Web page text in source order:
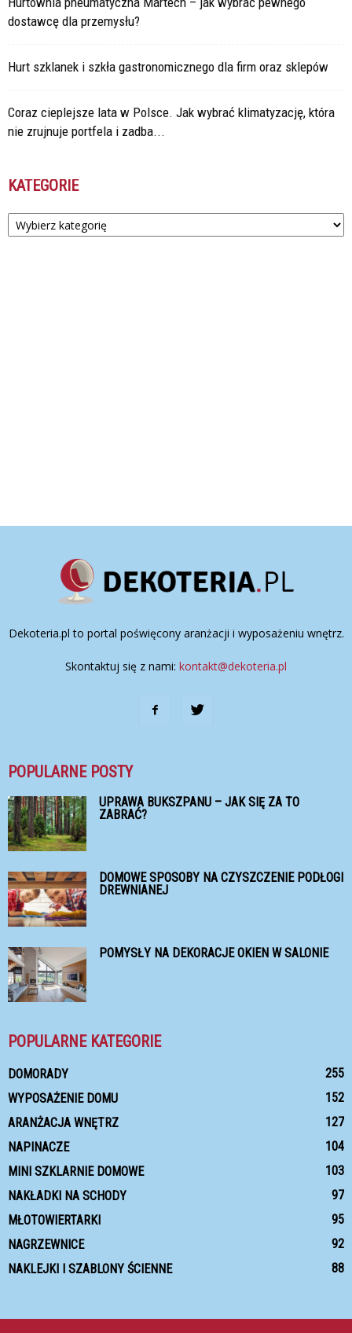
dostawcę dla przemysłu?
Hurt szklanek i szkła gastronomicznego dla firm oraz sklepów
Coraz cieplejsze lata w Polsce. Jak wybrać klimatyzację, która
nie zrujnuje portfela i zadba...
KATEGORIE
Kategorie
Dekoteria.pl to portal poświęcony aranżacji i wyposażeniu wnętrz.
Skontaktuj się z nami: kontakt@dekoteria.pl
POPULARNE POSTY
UPRAWA BUKSZPANU – JAK SIĘ ZA TO
ZABRAĆ?
DOMOWE SPOSOBY NA CZYSZCZENIE PODŁOGI
DREWNIANEJ
POMYSŁY NA DEKORACJE OKIEN W SALONIE
POPULARNE KATEGORIE
DOMORADY
255
WYPOSAŻENIE DOMU
152
ARANŻACJA WNĘTRZ
127
NAPINACZE
104
MINI SZKLARNIE DOMOWE
103
NAKŁADKI NA SCHODY
97
MŁOTOWIERTARKI
95
NAGRZEWNICE
92
NAKLEJKI I SZABLONY ŚCIENNE
88